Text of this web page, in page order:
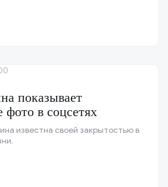
показывает
фото в соцсетях
известна своей закрытостью в